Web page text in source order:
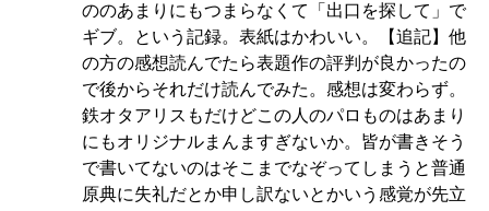
ののあまりにもつまらなくて「出口を探して」で
ギブ。という記録。表紙はかわいい。【追記】他
の方の感想読んでたら表題作の評判が良かったの
で後からそれだけ読んでみた。感想は変わらず。
鉄オタアリスもだけどこの人のパロものはあまり
にもオリジナルまんますぎないか。皆が書きそう
で書いてないのはそこまでなぞってしまうと普通
原典に失礼だとか申し訳ないとかいう感覚が先立